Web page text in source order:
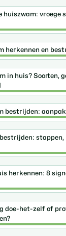
huiszwam: vroege
herkennen en
in huis? Soorten,
bestrijden:
stappen,
herkennen: 8
doe-het-zelf of